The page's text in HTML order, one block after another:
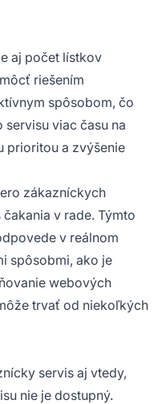
aj počet lístkov
riešením
spôsobom, čo
viac času na
prioritou a zvýšenie
zákazníckych
v rade. Týmto
v reálnom
spôsobmi, ako je
webových
trvať od niekoľkých
servis aj vtedy,
nie je dostupný.